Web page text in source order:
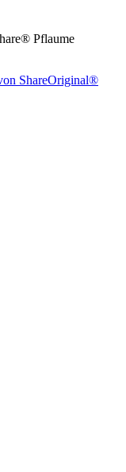
Pflaume
ShareOriginal®